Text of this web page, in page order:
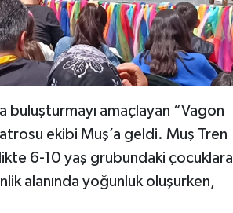
buluşturmayı amaçlayan “Vagon
ekibi Muş’a geldi. Muş Tren
6-10 yaş grubundaki çocuklara
alanında yoğunluk oluşurken,